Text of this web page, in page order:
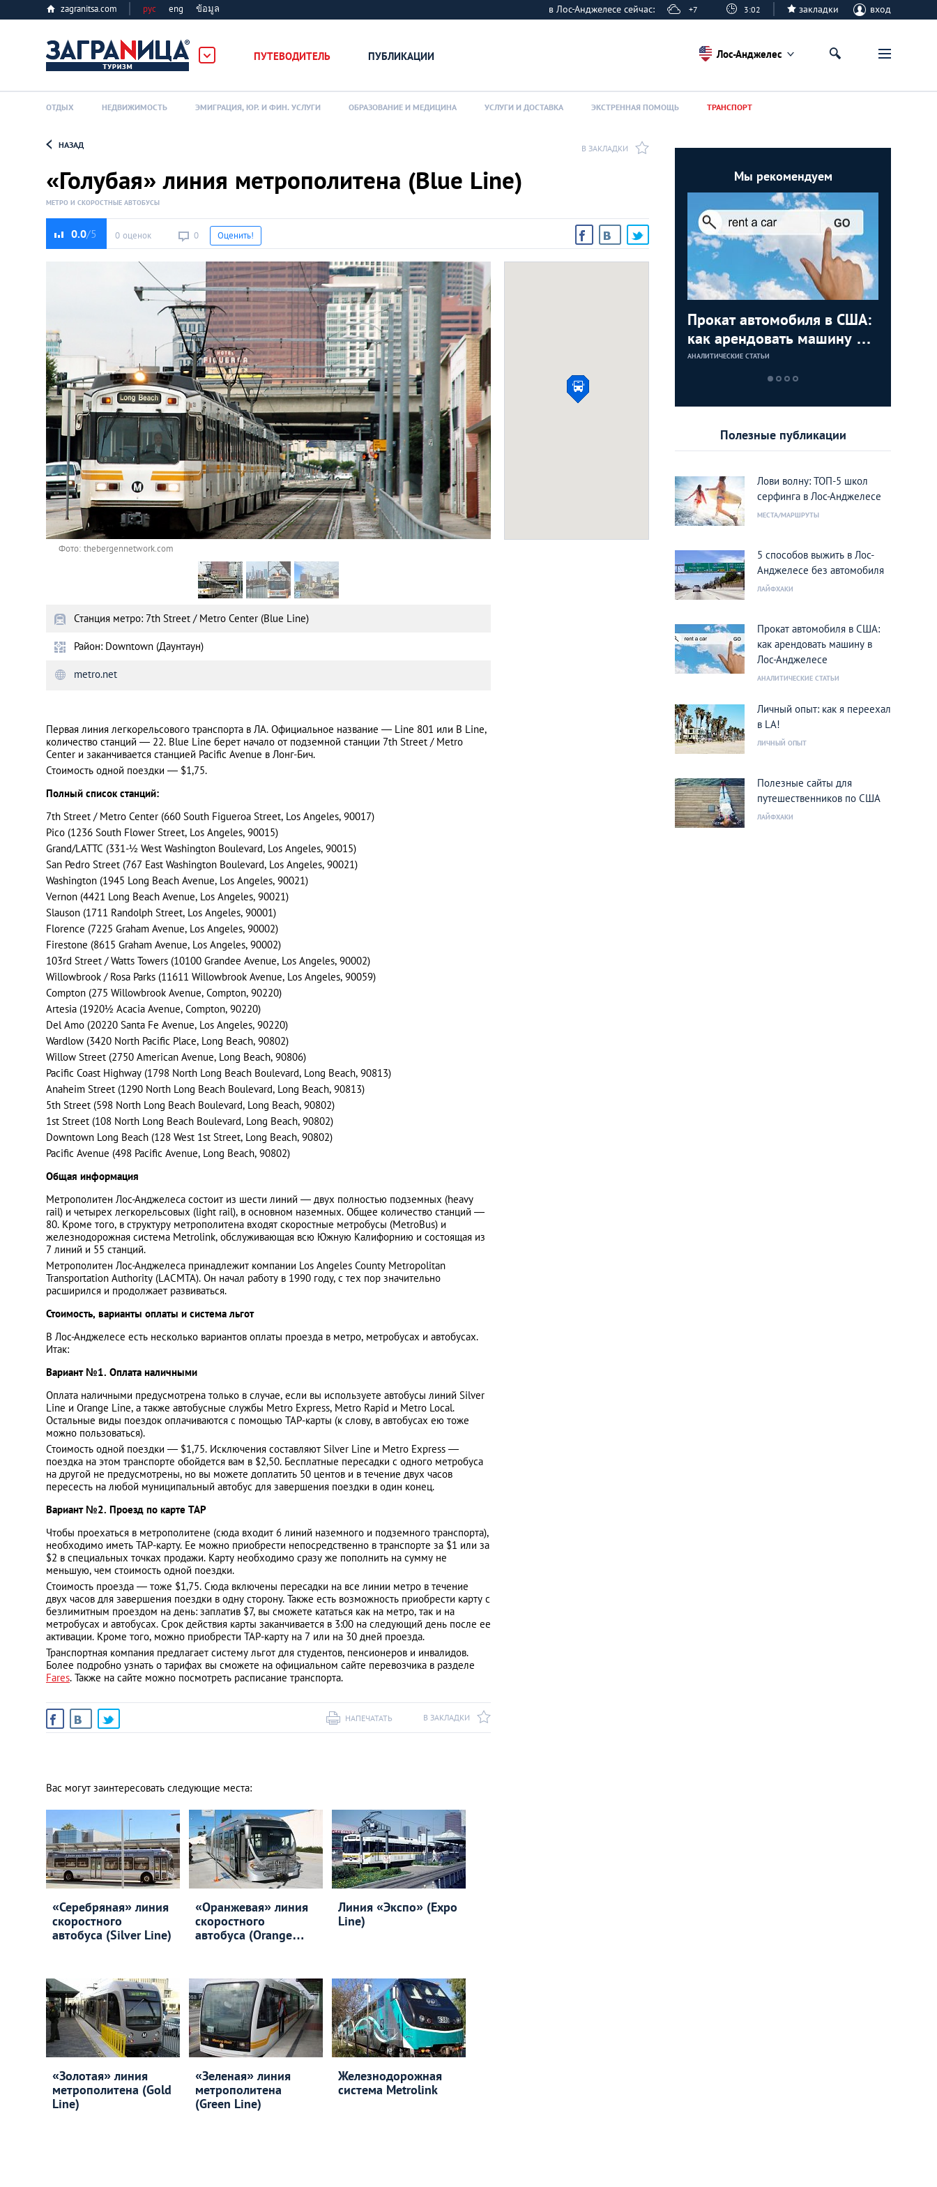
zagranitsa.com рус eng ข้อมูล в Лос-Анджелесе сейчас: +7 3:02 закладки вход
ПУТЕВОДИТЕЛЬ ПУБЛИКАЦИИ
Алматы
Астана
Афины
Киев
Лондон
Лос-Анджелес
Москва
Париж
Пхукет
Loading...
Лос-Анджелес
ОТДЫХ НЕДВИЖИМОСТЬ ЭМИГРАЦИЯ, ЮР. И ФИН. УСЛУГИ ОБРАЗОВАНИЕ И МЕДИЦИНА УСЛУГИ И ДОСТАВКА ЭКСТРЕННАЯ ПОМОЩЬ ТРАНСПОРТ
НАЗАД В ЗАКЛАДКИ
«Голубая» линия метрополитена (Blue Line)
МЕТРО И СКОРОСТНЫЕ АВТОБУСЫ
0.0 0 оценок 0 Оценить!
Фото: thebergennetwork.com
Станция метро: 7th Street / Metro Center (Blue Line)
Район: Downtown (Даунтаун)
metro.net
Первая линия легкорельсового транспорта в ЛА. Официальное название — Line 801 или B Line,
количество станций ― 22. Blue Line берет начало от подземной станции 7th Street / Metro
Center и заканчивается станцией Pacific Avenue в Лонг-Бич.
Стоимость одной поездки — $1,75.
Полный список станций:
7th Street / Metro Center (660 South Figueroa Street, Los Angeles, 90017)
Pico (1236 South Flower Street, Los Angeles, 90015)
Grand/LATTC (331-½ West Washington Boulevard, Los Angeles, 90015)
San Pedro Street (767 East Washington Boulevard, Los Angeles, 90021)
Washington (1945 Long Beach Avenue, Los Angeles, 90021)
Vernon (4421 Long Beach Avenue, Los Angeles, 90021)
Slauson (1711 Randolph Street, Los Angeles, 90001)
Florence (7225 Graham Avenue, Los Angeles, 90002)
Firestone (8615 Graham Avenue, Los Angeles, 90002)
103rd Street / Watts Towers (10100 Grandee Avenue, Los Angeles, 90002)
Willowbrook / Rosa Parks (11611 Willowbrook Avenue, Los Angeles, 90059)
Compton (275 Willowbrook Avenue, Compton, 90220)
Artesia (1920½ Acacia Avenue, Compton, 90220)
Del Amo (20220 Santa Fe Avenue, Los Angeles, 90220)
Wardlow (3420 North Pacific Place, Long Beach, 90802)
Willow Street (2750 American Avenue, Long Beach, 90806)
Pacific Coast Highway (1798 North Long Beach Boulevard, Long Beach, 90813)
Anaheim Street (1290 North Long Beach Boulevard, Long Beach, 90813)
5th Street (598 North Long Beach Boulevard, Long Beach, 90802)
1st Street (108 North Long Beach Boulevard, Long Beach, 90802)
Downtown Long Beach (128 West 1st Street, Long Beach, 90802)
Pacific Avenue (498 Pacific Avenue, Long Beach, 90802)
Общая информация
Метрополитен Лос-Анджелеса состоит из шести линий ― двух полностью подземных (heavy
rail) и четырех легкорельсовых (light rail), в основном наземных. Общее количество станций ―
80. Кроме того, в структуру метрополитена входят скоростные метробусы (MetroBus) и
железнодорожная система Metrolink, обслуживающая всю Южную Калифорнию и состоящая из
7 линий и 55 станций.
Метрополитен Лос-Анджелеса принадлежит компании Los Angeles County Metropolitan
Transportation Authority (LACMTA). Он начал работу в 1990 году, с тех пор значительно
расширился и продолжает развиваться.
Стоимость, варианты оплаты и система льгот
В Лос-Анджелесе есть несколько вариантов оплаты проезда в метро, метробусах и автобусах.
Итак:
Вариант №1. Оплата наличными
Оплата наличными предусмотрена только в случае, если вы используете автобусы линий Silver
Line и Orange Line, а также автобусные службы Metro Express, Metro Rapid и Metro Local.
Остальные виды поездок оплачиваются с помощью TAP-карты (к слову, в автобусах ею тоже
можно пользоваться).
Стоимость одной поездки ― $1,75. Исключения составляют Silver Line и Metro Express —
поездка на этом транспорте обойдется вам в $2,50. Бесплатные пересадки с одного метробуса
на другой не предусмотрены, но вы можете доплатить 50 центов и в течение двух часов
пересесть на любой муниципальный автобус для завершения поездки в один конец.
Вариант №2. Проезд по карте TAP
Чтобы проехаться в метрополитене (сюда входит 6 линий наземного и подземного транспорта),
необходимо иметь TAP-карту. Ее можно приобрести непосредственно в транспорте за $1 или за
$2 в специальных точках продажи. Карту необходимо сразу же пополнить на сумму не
меньшую, чем стоимость одной поездки.
Стоимость проезда — тоже $1,75. Сюда включены пересадки на все линии метро в течение
двух часов для завершения поездки в одну сторону. Также есть возможность приобрести карту с
безлимитным проездом на день: заплатив $7, вы сможете кататься как на метро, так и на
метробусах и автобусах. Срок действия карты заканчивается в 3:00 на следующий день после ее
активации. Кроме того, можно приобрести TAP-карту на 7 или на 30 дней проезда.
Транспортная компания предлагает систему льгот для студентов, пенсионеров и инвалидов.
Более подробно узнать о тарифах вы сможете на официальном сайте перевозчика в разделе
Fares. Также на сайте можно посмотреть расписание транспорта.
В ЗАКЛАДКИ
НАПЕЧАТАТЬ
Вас могут заинтересовать следующие места:
«Серебряная» линия
скоростного
автобуса (Silver Line)
«Оранжевая» линия
скоростного
автобуса (Orange
Линия «Экспо» (Expo
Line)
«Золотая» линия
метрополитена (Gold
Line)
«Зеленая» линия
метрополитена
(Green Line)
Железнодорожная
система Metrolink
Мы рекомендуем
Прокат автомобиля в США:
как арендовать машину в
Лос-Анджелесе
АНАЛИТИЧЕСКИЕ СТАТЬИ
Полезные публикации
Лови волну: ТОП-5 школ
серфинга в Лос-Анджелесе
МЕСТА/МАРШРУТЫ
5 способов выжить в Лос-
Анджелесе без автомобиля
ЛАЙФХАКИ
Прокат автомобиля в США:
как арендовать машину в
Лос-Анджелесе
АНАЛИТИЧЕСКИЕ СТАТЬИ
Личный опыт: как я переехал
в LA!
ЛИЧНЫЙ ОПЫТ
Полезные сайты для
путешественников по США
ЛАЙФХАКИ